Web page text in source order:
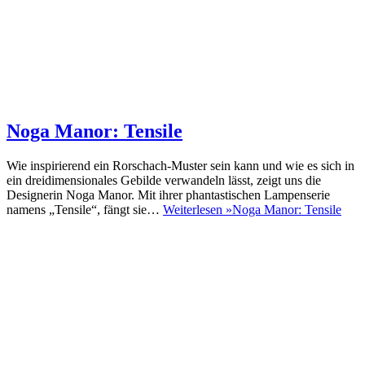
Noga Manor: Tensile
Wie inspirierend ein Rorschach-Muster sein kann und wie es sich in
ein dreidimensionales Gebilde verwandeln lässt, zeigt uns die
Designerin Noga Manor. Mit ihrer phantastischen Lampenserie
namens „Tensile“, fängt sie… Weiterlesen »Noga Manor: Tensile